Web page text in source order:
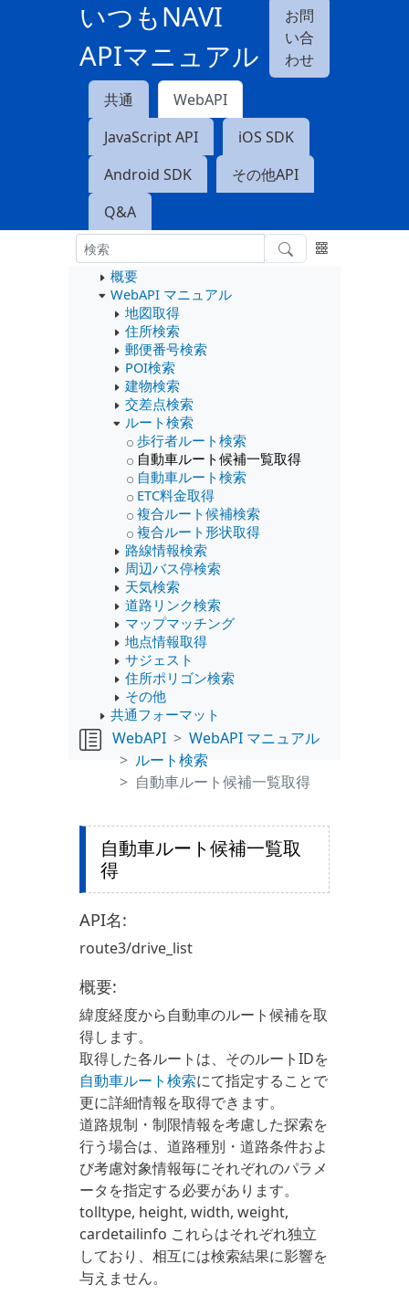
いつもNAVI
APIマニュアル
お問
い合
わせ
共通
WebAPI
JavaScript API
iOS SDK
Android SDK
その他API
Q&A
概要
WebAPI マニュアル
地図取得
住所検索
郵便番号検索
POI検索
建物検索
交差点検索
ルート検索
歩行者ルート検索
自動車ルート候補一覧取得
自動車ルート検索
ETC料金取得
複合ルート候補検索
複合ルート形状取得
路線情報検索
周辺バス停検索
天気検索
道路リンク検索
マップマッチング
地点情報取得
サジェスト
住所ポリゴン検索
その他
共通フォーマット
WebAPI
WebAPI マニュアル
ルート検索
自動車ルート候補一覧取得
自動車ルート候補一覧取
得
API名:
route3/drive_list
概要:
緯度経度から自動車のルート候補を取
得します。
取得した各ルートは、そのルートIDを
自動車ルート検索にて指定することで
更に詳細情報を取得できます。
道路規制・制限情報を考慮した探索を
行う場合は、道路種別・道路条件およ
び考慮対象情報毎にそれぞれのパラメ
ータを指定する必要があります。
tolltype, height, width, weight,
cardetailinfo これらはそれぞれ独立
しており、相互には検索結果に影響を
与えません。